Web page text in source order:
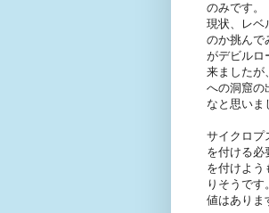
のみです。
現状、レベ
のか挑んで
がデビルロ
来ましたが
への洞窟の
なと思いま
サイクロプ
を付ける必
を付けよう
りそうで
値はありま